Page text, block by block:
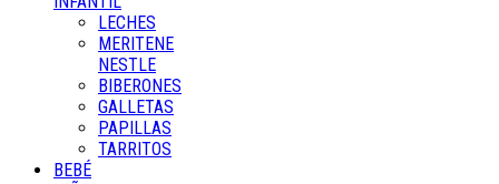
LECHES
MERITENE
NESTLE
BIBERONES
GALLETAS
PAPILLAS
TARRITOS
BEBÉ